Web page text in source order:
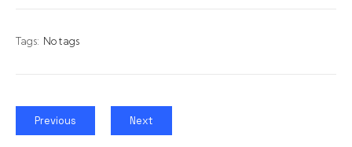
Tags: No tags
Previous Next